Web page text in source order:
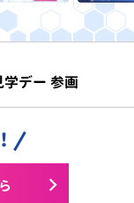
デー 参画